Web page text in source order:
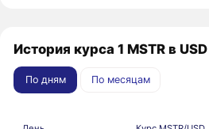
История курса 1 MSTR в USD
По дням По месяцам